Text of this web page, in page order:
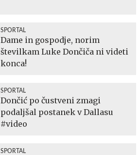
SPORTAL
Dame in gospodje, norim
številkam Luke Dončiča ni videti
konca!
SPORTAL
Dončić po čustveni zmagi
podaljšal postanek v Dallasu
#video
SPORTAL